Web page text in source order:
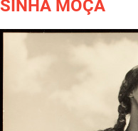
SINHÁ MOÇA